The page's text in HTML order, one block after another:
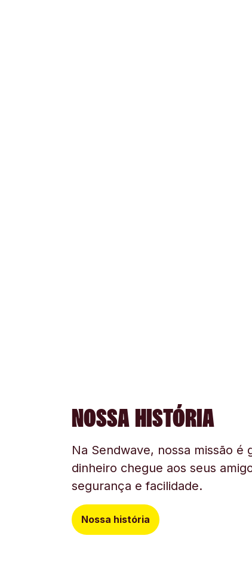
NOSSA HISTÓRIA
Na Sendwave, nossa missão é
dinheiro chegue aos seus
segurança e facilidade.
Nossa história